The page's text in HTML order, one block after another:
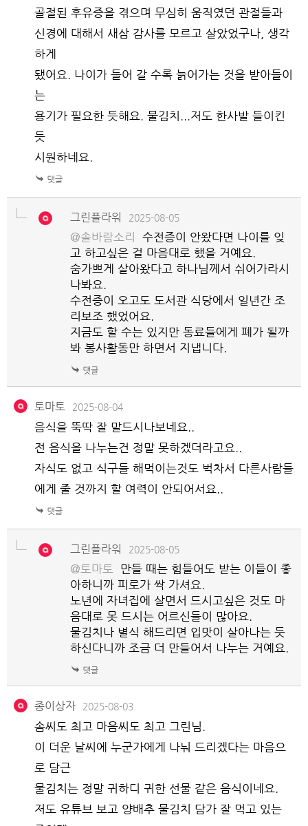
골절된 후유증을 겪으며 무심히 움직였던 관절들과
신경에 대해서 새삼 감사를 모르고 살았었구나, 생각
하게
됐어요. 나이가 들어 갈 수록 늙어가는 것을 받아들이
는
용기가 필요한 듯해요. 물김치...저도 한사발 들이킨
듯
시원하네요.
그린플라워 2025-08-05
@솔바람소리
수전증이 안왔다면 나이를 잊
고 하고싶은 걸 마음대로 했을 거예요.
숨가쁘게 살아왔다고 하나님께서 쉬어가라시
나봐요.
수전증이 오고도 도서관 식당에서 일년간 조
리보조 했었어요.
지금도 할 수는 있지만 동료들에게 폐가 될까
봐 봉사활동만 하면서 지냅니다.
토마토 2025-08-04
음식을 뚝딱 잘 말드시나보네요..
전 음식을 나누는건 정말 못하겠더라고요..
자식도 없고 식구들 해먹이는것도 벅차서 다른사람들
에게 줄 것까지 할 여력이 안되어서요..
그린플라워 2025-08-05
@토마토 만들 때는 힘들어도 받는 이들이 좋
아하니까 피로가 싹 가셔요.
노년에 자녀집에 살면서 드시고싶은 것도 마
음대로 못 드시는 어르신들이 많아요.
물김치나 별식 해드리면 입맛이 살아나는 듯
하신다니까 조금 더 만들어서 나누는 거예요.
종이상자 2025-08-03
솜씨도 최고 마음씨도 최고 그린님.
이 더운 날씨에 누군가에게 나눠 드리겠다는 마음으
로 담근
물김치는 정말 귀하디 귀한 선물 같은 음식이네요.
저도 유튜브 보고 양배추 물김치 담가 잘 먹고 있는